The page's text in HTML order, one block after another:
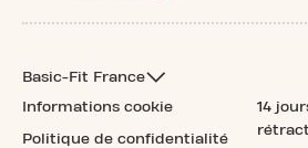
Basic-Fit France
Informations cookie
Politique de confidentialité
14